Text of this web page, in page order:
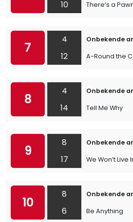
10 There’s a
7
4
12
Onbekende
A-Round the
8
4
14
Onbekende
Tell Me Why
9
8
17
Onbekende
We Won’t Live
10
8
6
Onbekende
Be Anything